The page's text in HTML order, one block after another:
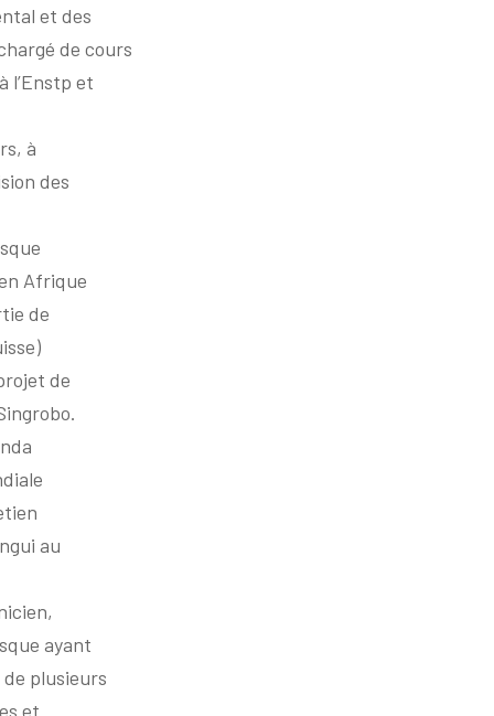
et des
de cours
l’Enstp et
à
des
Afrique
de
de
au
ayant
plusieurs
et